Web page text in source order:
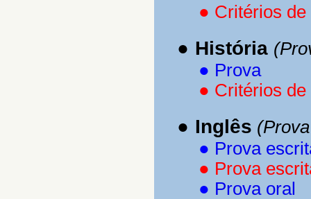
● Critérios
● História
● Prova
● Critérios
● Inglês
● Prova
● Prova
● Prova oral